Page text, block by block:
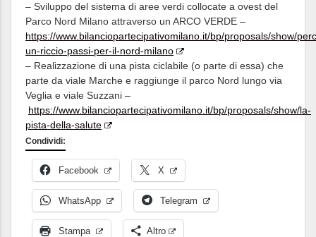
– Sviluppo del sistema di aree verdi collocate a ovest del
Parco Nord Milano attraverso un ARCO VERDE –
https://www.bilanciopartecipativomilano.it/bp/proposals/show/
un-riccio-passi-per-il-nord-milano
– Realizzazione di una pista ciclabile (o parte di essa) che
parte da viale Marche e raggiunge il parco Nord lungo via
Veglia e viale Suzzani –
https://www.bilanciopartecipativomilano.it/bp/proposals/show/la-
pista-della-salute
Condividi:
Facebook X
WhatsApp Telegram
Stampa Altro